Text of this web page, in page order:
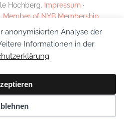
anonymisierten Analyse der
Informationen in der
.
Hochberg. Impressum ·
Member of NYB Membership